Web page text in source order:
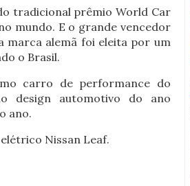
tradicional prêmio World Car
mundo. E o grande vencedor
marca alemã foi eleita por um
o Brasil.
carro de performance do
design automotivo do ano
ano.
Nissan Leaf.